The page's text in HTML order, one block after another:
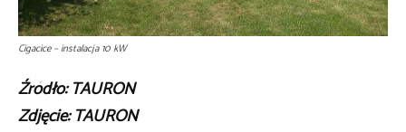
Cigacice – instalacja 10 kW
Źródło: TAURON
Zdjęcie: TAURON